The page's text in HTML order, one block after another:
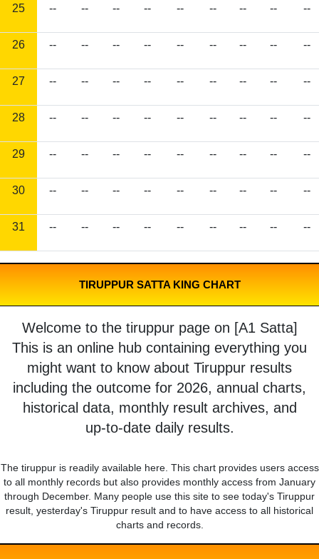
25 -- -- -- -- -- -- -- -- --
26 -- -- -- -- -- -- -- -- --
27 -- -- -- -- -- -- -- -- --
28 -- -- -- -- -- -- -- -- --
29 -- -- -- -- -- -- -- -- --
30 -- -- -- -- -- -- -- -- --
31 -- -- -- -- -- -- -- -- --
TIRUPPUR SATTA KING CHART
Welcome to the tiruppur page on [A1 Satta]
This is an online hub containing everything you
might want to know about Tiruppur results
including the outcome for 2026, annual charts,
historical data, monthly result archives, and
up-to-date daily results.
The tiruppur is readily available here. This chart provides users access
to all monthly records but also provides monthly access from January
through December. Many people use this site to see today's Tiruppur
result, yesterday's Tiruppur result and to have access to all historical
charts and records.